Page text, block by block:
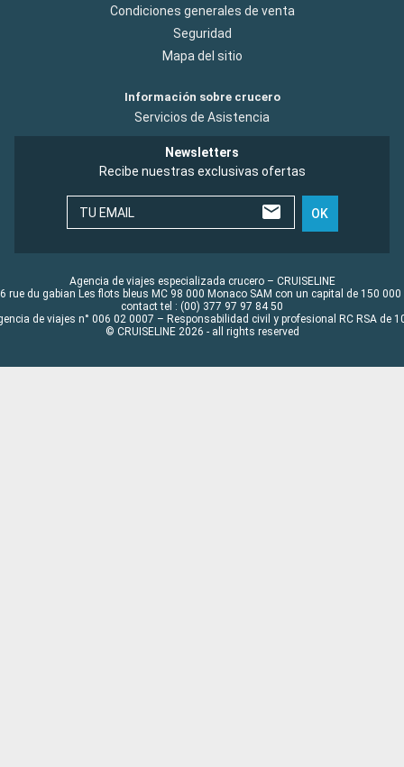
Condiciones generales de venta
Seguridad
Mapa del sitio
Información sobre crucero
Servicios de Asistencia
Newsletters
Recibe nuestras exclusivas ofertas
TU EMAIL OK
Agencia de viajes especializada crucero – CRUISELINE
rue du gabian Les flots bleus MC 98 000 Monaco SAM con un capital de 150 000
contact tel : (00) 377 97 97 84 50
de viajes n° 006 02 0007 – Responsabilidad civil y profesional RC RSA de
© CRUISELINE 2026 - all rights reserved